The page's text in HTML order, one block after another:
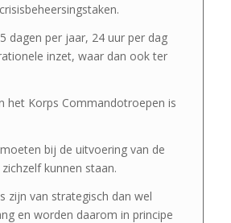
dagen per jaar, 24 uur per dag
inzet, waar dan ook ter
het Korps Commandotroepen is
bij de uitvoering van de
kunnen staan.
zijn van strategisch dan wel
en worden daarom in principe